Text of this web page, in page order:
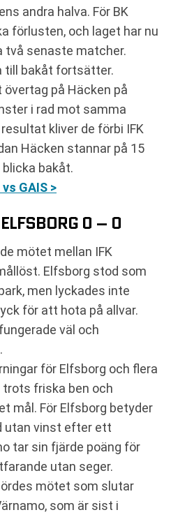
andra halva. För BK
förlusten, och laget har nu
två senaste matcher.
till bakåt fortsätter.
på Häcken på
i rad mot samma
kliver de förbi IFK
Häcken stannar på 15
bakåt.
GAIS >
0 – 0
mötet mellan IFK
Elfsborg stod som
men lyckades inte
för att hota på allvar.
väl och
för Elfsborg och flera
trots friska ben och
mål. För Elfsborg betyder
utan vinst efter ett
tar sin fjärde poäng för
utan seger.
mötet som slutar
som är sist i